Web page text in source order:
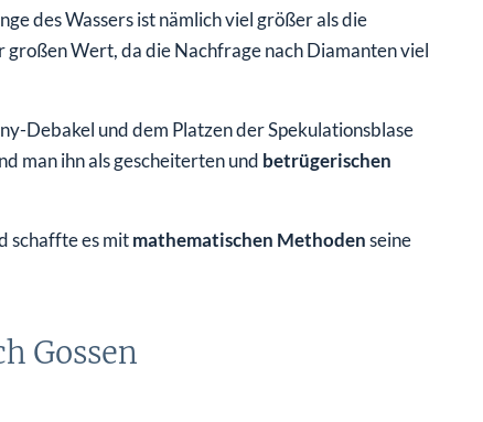
des Wassers ist nämlich viel größer als die
Wert, da die Nachfrage nach Diamanten viel
Debakel und dem Platzen der Spekulationsblase
man ihn als gescheiterten und betrügerischen
schaffte es mitmathematischen Methodenseine
Gossen